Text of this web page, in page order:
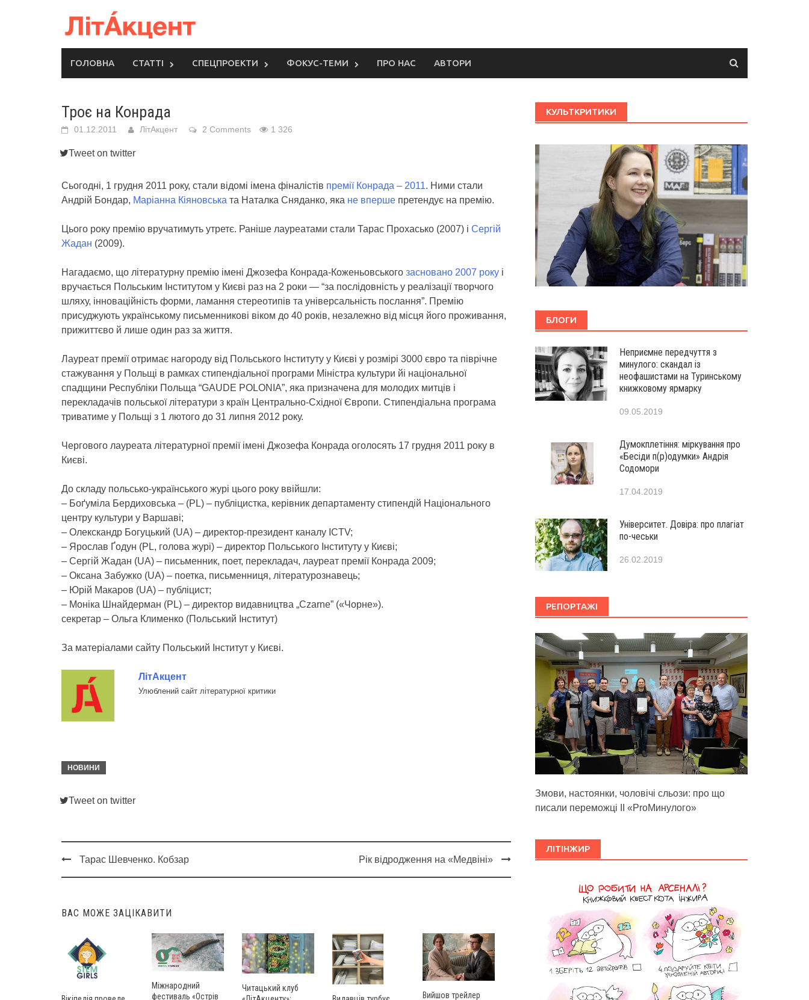
ГОЛОВНА СТАТТІ СПЕЦПРОЕКТИ ФОКУС-ТЕМИ ПРО НАС АВТОРИ
Троє на Конрада
01.12.2011 ЛітАкцент 2 Comments 1 326
Tweet on twitter
Сьогодні, 1 грудня 2011 року, стали відомі імена фіналістів премії Конрада – 2011. Ними стали
Андрій Бондар, Маріанна Кіяновська та Наталка Сняданко, яка не вперше претендує на премію.
Цього року премію вручатимуть утретє. Раніше лауреатами стали Тарас Прохасько (2007) і Сергій
Жадан (2009).
Нагадаємо, що літературну премію імені Джозефа Конрада-Коженьовського засновано 2007 року і
вручається Польським Інститутом у Києві раз на 2 роки — “за послідовність у реалізації творчого
шляху, інноваційність форми, ламання стереотипів та універсальність послання”. Премію
присуджують українському письменникові віком до 40 років, незалежно від місця його проживання,
прижиттєво й лише один раз за життя.
Лауреат премії отримає нагороду від Польського Інституту у Києві у розмірі 3000 євро та піврічне
стажування у Польщі в рамках стипендіальної програми Міністра культури йі національної
спадщини Республіки Польща “GAUDE POLONIA”, яка призначена для молодих митців і
перекладачів польської літератури з країн Центрально-Східної Європи. Стипендіальна програма
триватиме у Польщі з 1 лютого до 31 липня 2012 року.
Чергового лауреата літературної премії імені Джозефа Конрада оголосять 17 грудня 2011 року в
Києві.
До складу польсько-українського журі цього року ввійшли:
– Боґуміла Бердиховська – (PL) – публіцистка, керівник департаменту стипендій Національного
центру культури у Варшаві;
– Олекскандр Богуцький (UA) – директор-президент каналу ICTV;
– Ярослав Ґодун (PL, голова журі) – директор Польського Інституту у Києві;
– Сергій Жадан (UA) – письменник, поет, перекладач, лауреат премії Конрада 2009;
– Оксана Забужко (UA) – поетка, письменниця, літературознавець;
– Юрій Макаров (UA) – публіцист;
– Моніка Шнайдерман (PL) – директор видавництва „Czarne” («Чорне»).
секретар – Ольга Клименко (Польський Інститут)
За матеріалами сайту Польський Інститут у Києві.
ЛітАкцент
Улюблений сайт літературної критики
НОВИНИ
Tweet on twitter
Post
Тарас Шевченко. Кобзар Рік відродження на «Медвіні»
ВАС МОЖЕ ЗАЦІКАВИТИ
Міжнародний
фестиваль «Острів
Читацький клуб
Вийшов трейлер
КУЛЬТКРИТИКИ
БЛОГИ
Неприємне передчуття з
минулого: скандал із
неофашистами на Туринському
книжковому ярмарку
09.05.2019
Думокплетіння: міркування про
«Бесіди п(р)одумки» Андрія
Содомори
17.04.2019
Університет. Довіра: про плагіат
по-чеськи
26.02.2019
РЕПОРТАЖІ
Змови, настоянки, чоловічі сльози: про що
писали переможці ІІ «ProМинулого»
ЛІТІНЖИР